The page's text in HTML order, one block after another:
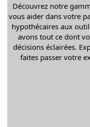
Découvrez notre
vous aider dans votre
hypothécaires aux
avons tout ce dont
décisions éclairées.
faites passer votre